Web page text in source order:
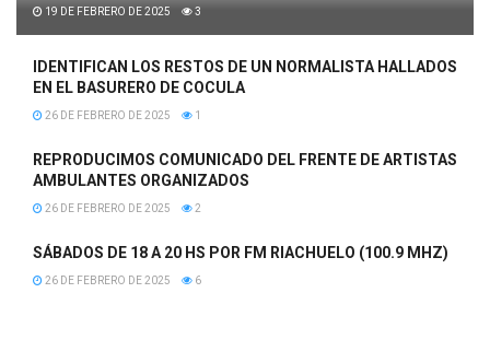
19 DE FEBRERO DE 2025 3
IDENTIFICAN LOS RESTOS DE UN NORMALISTA HALLADOS
EN EL BASURERO DE COCULA
26 DE FEBRERO DE 2025 1
REPRODUCIMOS COMUNICADO DEL FRENTE DE ARTISTAS
AMBULANTES ORGANIZADOS
26 DE FEBRERO DE 2025 2
SÁBADOS DE 18 A 20 HS POR FM RIACHUELO (100.9 MHZ)
26 DE FEBRERO DE 2025 6